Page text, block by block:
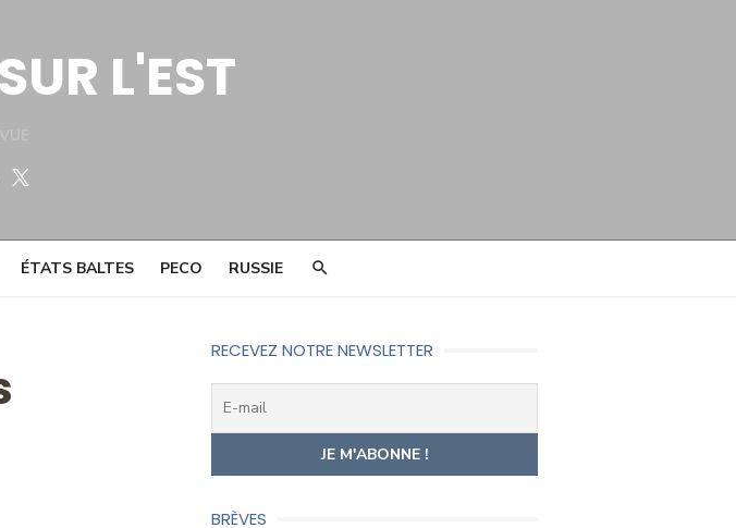
L'EST
Facebook
ÉTATS BALTES PECO RUSSIE
RECEVEZ NOTRE NEWSLETTER
BRÈVES